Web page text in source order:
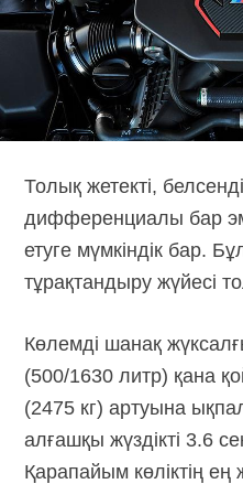
Толық жетекті,
дифференциалы бар
етуге мүмкіндік бар.
тұрақтандыру жүйесі
Көлемді шанақ
(500/1630 литр) қана
(2475 кг) артуына
алғашқы жүздікті 3.6
Қарапайым көліктің